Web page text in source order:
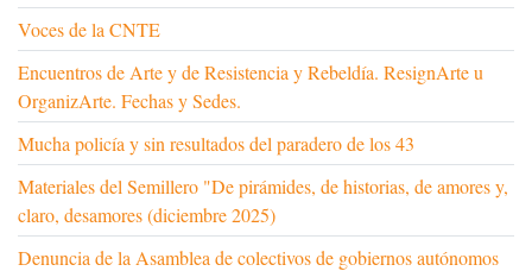
Voces de la CNTE
Encuentros de Arte y de Resistencia y Rebeldía. ResignArte u
OrganizArte. Fechas y Sedes.
Mucha policía y sin resultados del paradero de los 43
Materiales del Semillero "De pirámides, de historias, de amores y,
claro, desamores (diciembre 2025)
Denuncia de la Asamblea de colectivos de gobiernos autónomos